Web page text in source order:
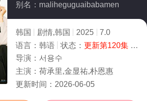
别名：maliheguguaibabamen
韩国 剧情,韩国 2025
7.0
语言： 韩语 状态： 更新第120集- 免费在线观看
导演： 서용수
主演： 荷承里,金显祐,朴恩惠
更新时间： 2026-06-05